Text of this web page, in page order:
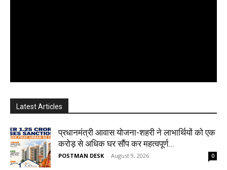
Latest Articles
प्रधानमंत्री आवास योजना-शहरी ने लाभार्थियों को एक
करोड़ से अधिक घर सौंप कर महत्वपूर्ण...
POSTMAN DESK - August 9, 2026 0